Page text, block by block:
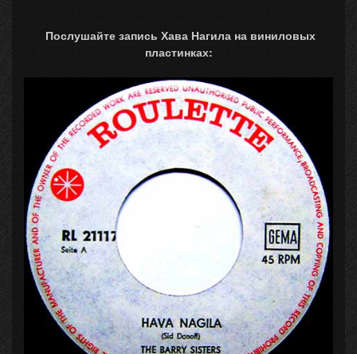
Послушайте запись Хава Нагила на виниловых
пластинках: